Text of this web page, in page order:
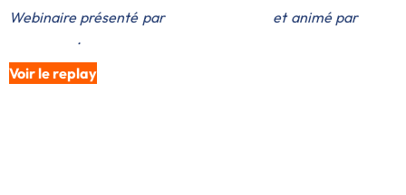
Webinaire présenté par
et animé par
.
Voir le replay